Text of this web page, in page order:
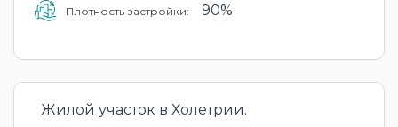
Плотность застройки: 90%
Жилой участок в Холетрии.